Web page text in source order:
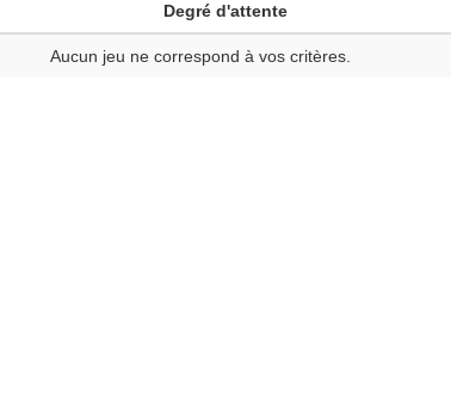
Degré d'attente
Aucun jeu ne correspond à vos critères.